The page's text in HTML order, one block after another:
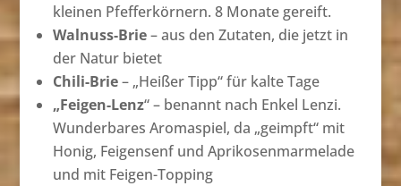
kleinen Pfefferkörnern. 8 Monate gereift.
Walnuss-Brie– aus den Zutaten, die jetzt in
der Natur bietet
Chili-Brie– „Heißer Tipp“ für kalte Tage
„Feigen-Lenz“ – benannt nach Enkel Lenzi.
Wunderbares Aromaspiel, da „geimpft“ mit
Honig, Feigensenf und Aprikosenmarmelade
und mit Feigen-Topping